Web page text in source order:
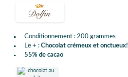
Conditionnement : 200 grammes
Le + : Chocolat crémeux et onctueux!
55% de cacao